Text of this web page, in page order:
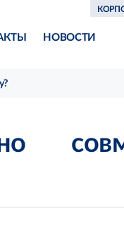
НОВОСТИ